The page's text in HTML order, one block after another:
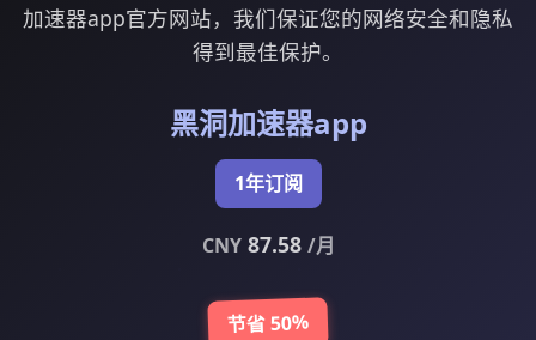
加速器app官方网站，我们保证您的网络安全和隐私
得到最佳保护。
黑洞加速器app
1年订阅
CNY87.58 /月
节省 50%